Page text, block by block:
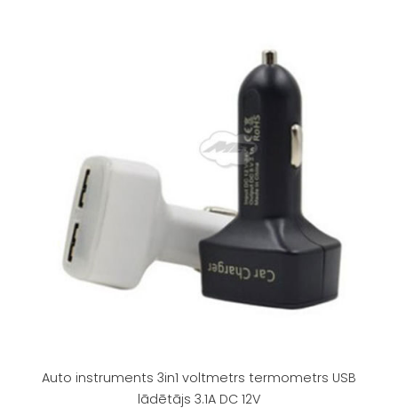
Auto instruments 3in1 voltmetrs termometrs USB
lādētājs 3.1A DC 12V